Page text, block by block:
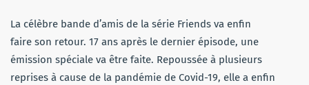
La célèbre bande d’amis de la série Friends va enfin
faire son retour. 17 ans après le dernier épisode, une
émission spéciale va être faite. Repoussée à plusieurs
reprises à cause de la pandémie de Covid-19, elle a enfin